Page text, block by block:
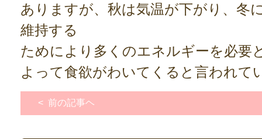
ありますが、秋は気温が下がり、冬
維持する
ためにより多くのエネルギーを必要
よって食欲がわいてくると言われて
< 前の記事ヘ